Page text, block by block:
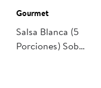
Gourmet
Salsa Blanca (5
Porciones) Sobre